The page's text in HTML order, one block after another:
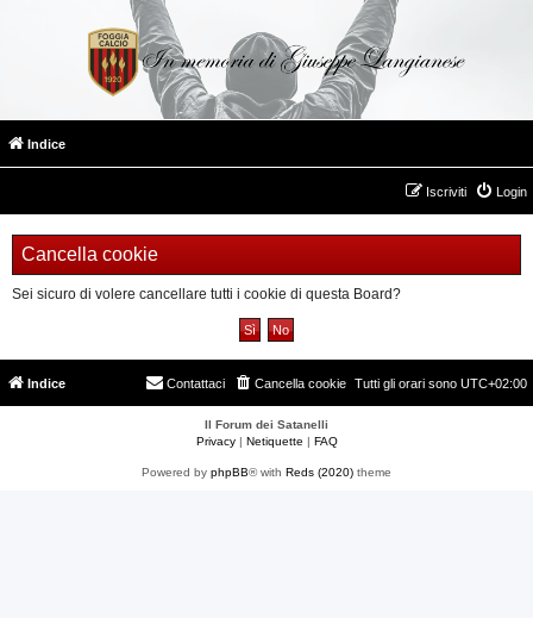
Indice
Login
Iscriviti
Cancella cookie
Sei sicuro di volere cancellare tutti i cookie di questa Board?
Indice Tutti gli orari sono UTC+02:00
Cancella cookie
Contattaci
Il Forum dei Satanelli
Privacy| Netiquette | FAQ
Powered by phpBB® with Reds (2020) theme